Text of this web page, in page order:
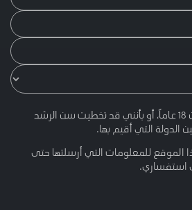
أقر بأن عمري أكثر من 18 عاماً، أو بأنني قد تخطيت سن الرشد
الدولة التي أقيم بها.
الموقع للمعلومات التي أرسلتها حتى
استفساري.